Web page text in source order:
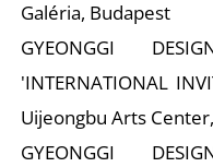
Galéria, Budapest
GYEONGGI
'INTERNATIONAL
Uijeongbu Arts
GYEONGGI